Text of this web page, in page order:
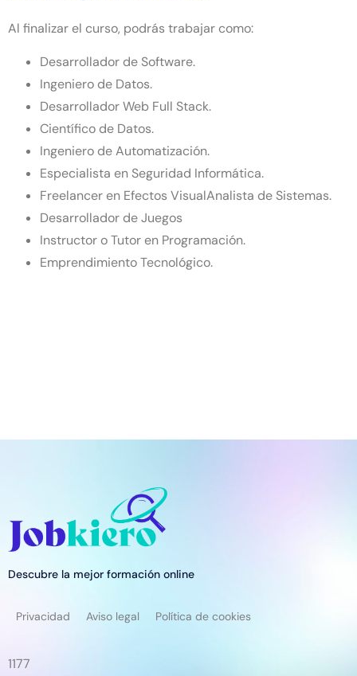
Al finalizar el curso, podrás trabajar como:
Desarrollador de Software.
Ingeniero de Datos.
Desarrollador Web Full Stack.
Científico de Datos.
Ingeniero de Automatización.
Especialista en Seguridad Informática.
Freelancer en Efectos VisualAnalista de Sistemas.
Desarrollador de Juegos
Instructor o Tutor en Programación.
Emprendimiento Tecnológico.
Descubre la mejor formación online
Privacidad Aviso legal Política de cookies
1177